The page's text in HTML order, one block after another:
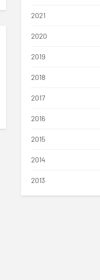
2021
2020
2019
2018
2017
2016
2015
2014
2013